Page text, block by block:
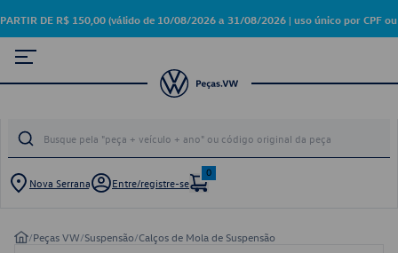
DE R$ 150,00 (válido de 10/08/2026 a 31/08/2026 | uso único por CPF ou
Nova Serrana Entre/registre-se
0
/Peças VW/Suspensão/Calços de Mola de Suspensão